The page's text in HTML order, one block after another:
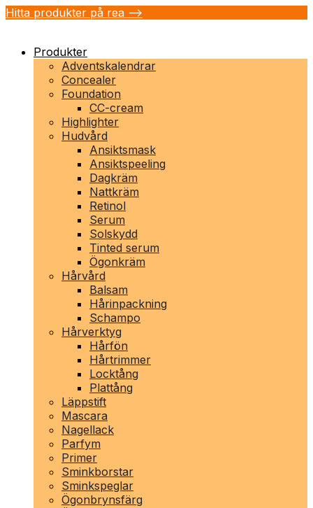
Hitta produkter på rea -->
Produkter
Adventskalendrar
Concealer
Foundation
CC-cream
Highlighter
Hudvård
Ansiktsmask
Ansiktspeeling
Dagkräm
Nattkräm
Retinol
Serum
Solskydd
Tinted serum
Ögonkräm
Hårvård
Balsam
Hårinpackning
Schampo
Hårverktyg
Hårfön
Hårtrimmer
Locktång
Plattång
Läppstift
Mascara
Nagellack
Parfym
Primer
Sminkborstar
Sminkspeglar
Ögonbrynsfärg